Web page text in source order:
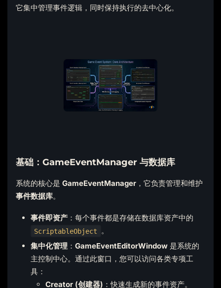
它集中管理事件逻辑，同时保持执行的去中心化。
基础：GameEventManager 与数据库
系统的核心是 GameEventManager，它负责管理和维护
事件数据库。
事件即资产：每个事件都是存储在数据库资产中的
ScriptableObject
。
集中化管理： GameEventEditorWindow是系统的
主控制中心。通过此窗口，您可以访问各类专项工
具：
Creator (创建器) ：快速生成新的事件资产。